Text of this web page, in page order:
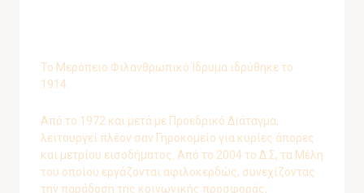
Το Μερόπειο Φιλανθρωπικό Ίδρυμα ιδρύθηκε το
1914.
Από το 1972 και μετά με Προεδρικό Διάταγμα,
λειτουργεί πλέον σαν Γηροκομείο για κυρίες άπορες
και μετρίου εισοδήματος. Από το 2004 το Δ.Σ, τα Μέλη
του οποίου εργάζονται αφιλοκερδώς, συνεχίζοντας
την παράδοση της κοινωνικής προσφοράς,